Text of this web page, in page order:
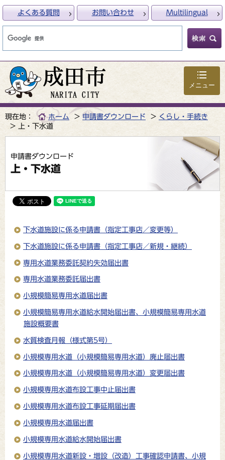
メニュー
よくある質問 お問い合わせ Multilingual
現在地： ホーム 申請書ダウンロード
くらし・手続き
上・下水道
申請書ダウンロード
上・下水道
下水道施設に係る申請書（指定工事店／変更等）
下水道施設に係る申請書（指定工事店／新規・継続）
専用水道業務委託契約失効届出書
専用水道業務委託届出書
小規模簡易専用水道届出書
小規模簡易専用水道給水開始届出書、小規模簡易専用水道
施設概要書
水質検査月報（様式第5号）
小規模専用水道（小規模簡易専用水道）廃止届出書
小規模専用水道（小規模簡易専用水道）変更届出書
小規模専用水道布設工事中止届出書
小規模専用水道布設工事延期届出書
小規模専用水道届出書
小規模専用水道給水開始届出書
小規模専用水道新設・増設（改造）工事確認申請書、小規